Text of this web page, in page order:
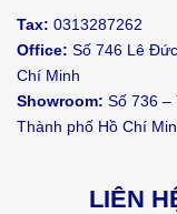
Tax: 0313287262
Office: Số 746 Lê
Chí Minh
Showroom: Số 736 –
Thành phố Hồ Chí
LIÊN